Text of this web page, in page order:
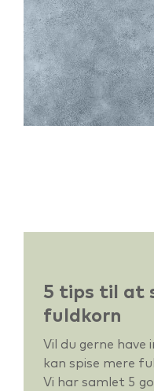
5 tips til at
fuldkorn
Vil du gerne
kan spise mere
Vi har samlet 5